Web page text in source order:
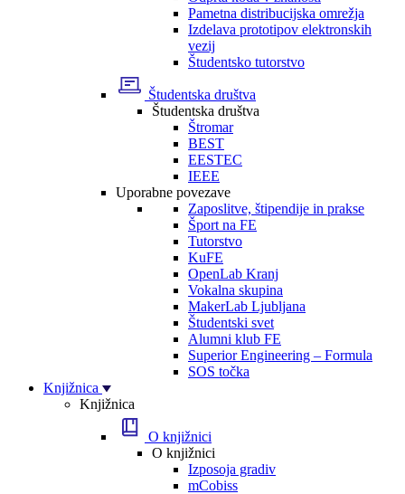
Pametna distribucijska omrežja
Izdelava prototipov elektronskih
vezij
Študentsko tutorstvo
Študentska društva
Študentska društva
Štromar
BEST
EESTEC
IEEE
Uporabne povezave
Zaposlitve, štipendije in prakse
Šport na FE
Tutorstvo
KuFE
OpenLab Kranj
Vokalna skupina
MakerLab Ljubljana
Študentski svet
Alumni klub FE
Superior Engineering – Formula
SOS točka
Knjižnica
Knjižnica
O knjižnici
O knjižnici
Izposoja gradiv
mCobiss